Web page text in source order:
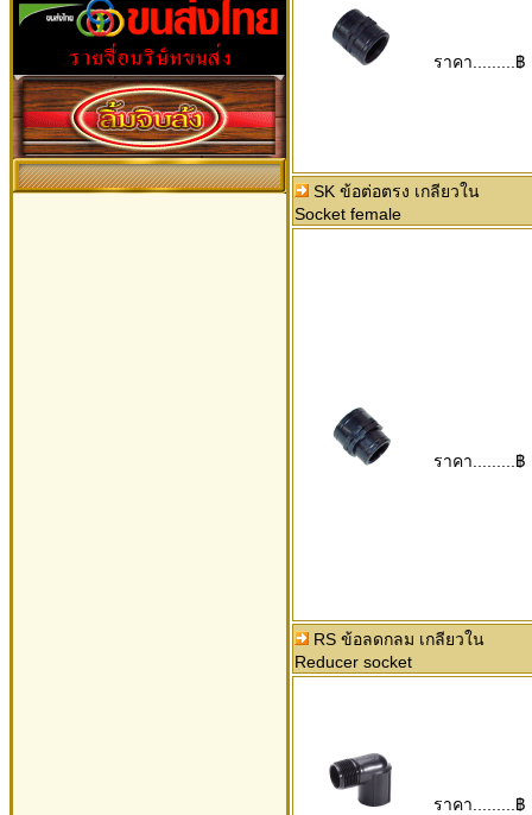
ราคา.........฿
SK ข้อต่อตรง เกลียวใน
Socket female
ราคา.........฿
RS ข้อลดกลม เกลียวใน
Reducer socket
ราคา.........฿